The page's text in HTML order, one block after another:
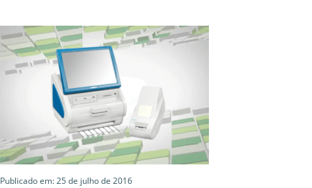
Publicado em: 25 de julho de 2016